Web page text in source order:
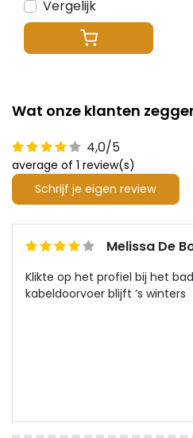
Vergelijk
Wat onze klanten
4,0/5
average of 1 review(s)
Schrijf je eigen review
Melissa De
Klikte op het profiel bij het
kabeldoorvoer blijft ’s winters